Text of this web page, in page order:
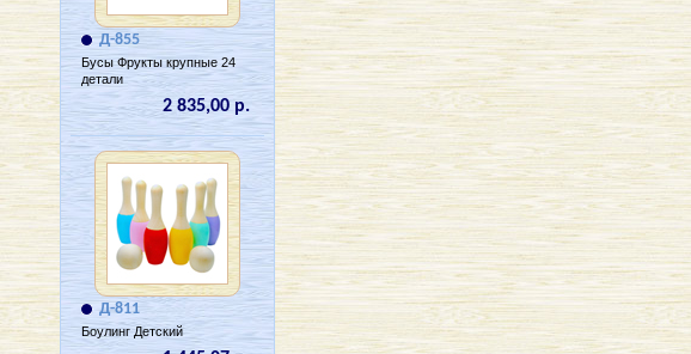
Д-855
Бусы Фрукты крупные 24
детали
2 835,00 р.
Д-811
Боулинг Детский